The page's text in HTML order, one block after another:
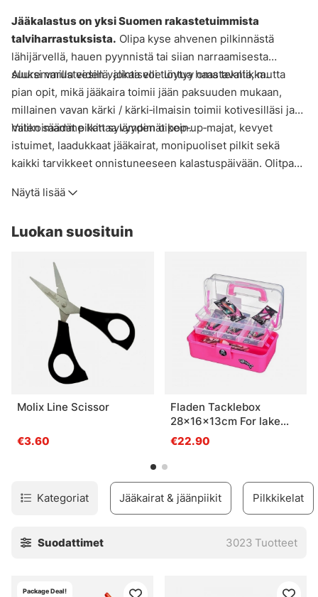
Jääkalastus on yksi Suomen rakastetuimmista
talviharrastuksista. Olipa kyse ahvenen pilkinnästä
lähijärvellä, hauen pyynnistä tai siian narraamisesta
suuremmilla vesillä, jokaiselle löytyy oma tekniikka.
Aluksi varusteiden valinta voi tuntua haastavalta, mutta
pian opit, mikä jääkaira toimii jään paksuuden mukaan,
millainen vavan kärki / kärki‑ilmaisin toimii kotivesilläsi ja
miten säädät pilkin syvyyden oikein.
Valikoimamme kattaa lämpimät pop‑up‑majat, kevyet
istuimet, laadukkaat jääkairat, monipuoliset pilkit sekä
kaikki tarvikkeet onnistuneeseen kalastuspäivään. Olitpa
jääkalastukseen suomalaisilla vesillä.
Näytä lisää
Luokan suosituin
Molix Line Scissor
€3.60
Fladen Tacklebox
28x16x13cm For lake
fishing, Pink
€22.90
Kategoriat Jääkairat & jäänpiikit Pilkkikelat
Suodattimet 3023 Tuotteet
Package Deal!